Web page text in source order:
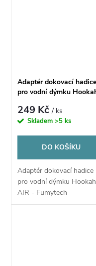
Adaptér dokovací hadice
pro vodní dýmku
249 Kč/ ks
Skladem>5 ks
DO KOŠÍKU
Adaptér dokovací hadice
pro vodní dýmku Hookah
AIR - Fumytech